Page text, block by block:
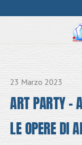
23 Marzo 2023
ART PARTY –
LE OPERE DI